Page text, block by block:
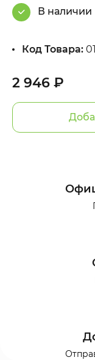
2 946 ₽
В наличии
Код Товара: